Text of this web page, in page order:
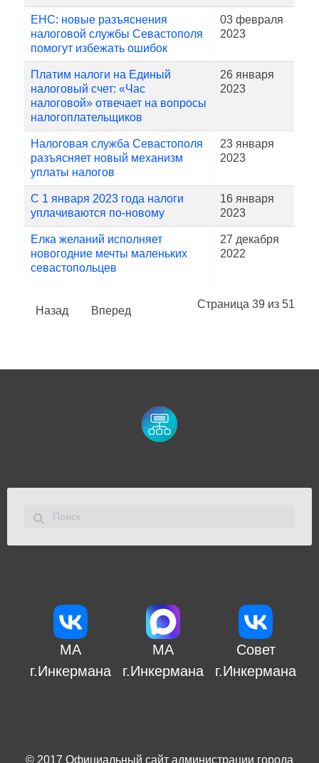
ЕНС: новые разъяснения
налоговой службы Севастополя
помогут избежать ошибок
03 февраля
2023
Платим налоги на Единый
налоговый счет: «Час
налоговой» отвечает на вопросы
налогоплательщиков
26 января
2023
Налоговая служба Севастополя
разъясняет новый механизм
уплаты налогов
23 января
2023
С 1 января 2023 года налоги
уплачиваются по-новому
16 января
2023
Елка желаний исполняет
новогодние мечты маленьких
севастопольцев
27 декабря
2022
Страница 39 из 51
Назад Вперед
МА
г.Инкермана
МА
г.Инкермана
Совет
г.Инкермана
© 2017 Официальный сайт администрации города